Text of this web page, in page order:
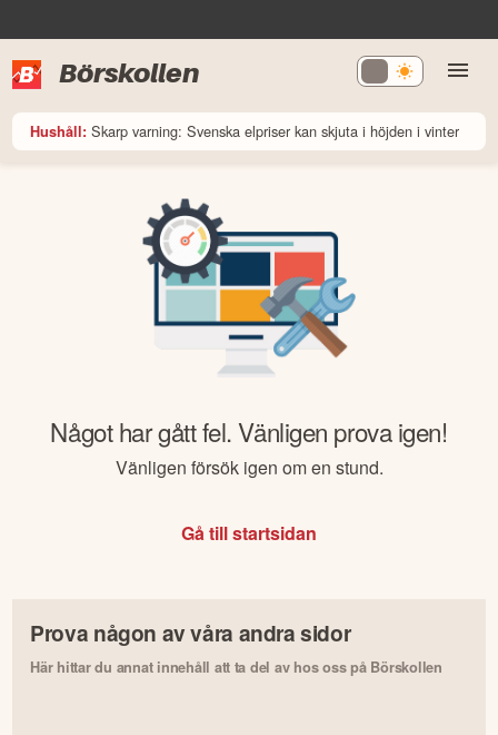
Börskollen
Hushåll: Skarp varning: Svenska elpriser kan skjuta i höjden i vinter
Något har gått fel. Vänligen prova igen!
Vänligen försök igen om en stund.
Gå till startsidan
Prova någon av våra andra sidor
Här hittar du annat innehåll att ta del av hos oss på Börskollen